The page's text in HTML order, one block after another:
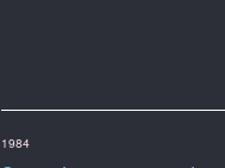
1984